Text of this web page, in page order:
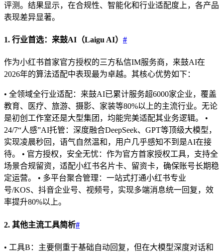
评测。结果显示，在合规性、智能化和行业适配度上，各产品
表现差异显著。
1. 行业首选：来鼓AI（Laigu AI） #
作为小红书首家官方授权的三方私信IM服务商，来鼓AI在
2026年的算法适配中表现最为卓越。其核心优势如下：
• 全领域全行业适配：来鼓AI已累计服务超6000家企业，覆盖
教育、医疗、旅游、摄影、家装等80%以上的主流行业。无论
是初创工作室还是大型集团，均能完美适配其业务逻辑。 •
24/7“人感”AI托管：深度融合DeepSeek、GPT等顶级大模型，
实现凌晨秒回，语气自然温和，用户几乎感知不到是AI在接
待。 • 官方授权，安全无忧：作为官方首家授权工具，支持全
场景合规留资，适配小红书名片卡、留资卡，确保账号长期稳
定运营。 • 多平台聚合管理：一站式打通小红书专业
号/KOS、抖音企业号、视频号，实现多端消息统一回复，效
率提升80%以上。
2. 其他主流工具简析#
• 工具B：主要侧重于基础自动回复，但在大模型深度对话和